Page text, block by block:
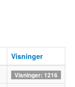
Visninger
Visninger: 1216